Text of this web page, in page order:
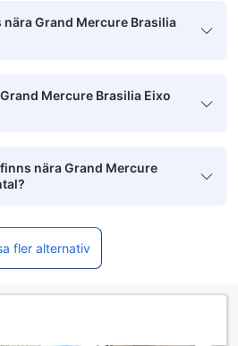
Grand Mercure Brasilia
Mercure Brasilia Eixo
nära Grand Mercure
fler alternativ